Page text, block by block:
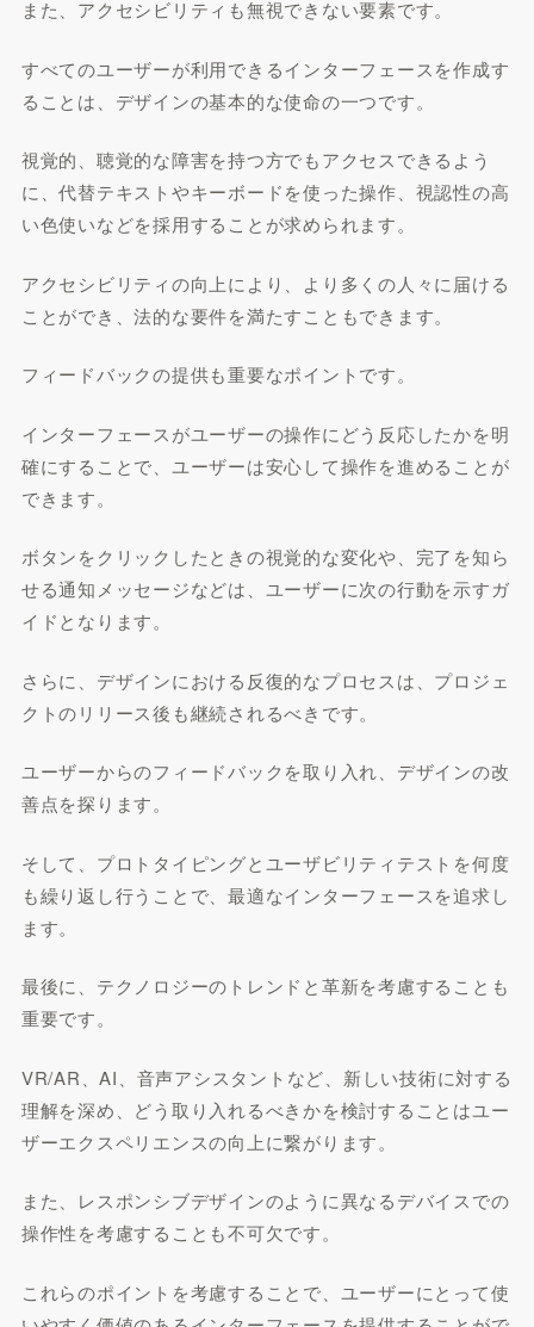
また、アクセシビリティも無視できない要素です。
すべてのユーザーが利用できるインターフェースを作成す
ることは、デザインの基本的な使命の一つです。
視覚的、聴覚的な障害を持つ方でもアクセスできるよう
に、代替テキストやキーボードを使った操作、視認性の高
い色使いなどを採用することが求められます。
アクセシビリティの向上により、より多くの人々に届ける
ことができ、法的な要件を満たすこともできます。
フィードバックの提供も重要なポイントです。
インターフェースがユーザーの操作にどう反応したかを明
確にすることで、ユーザーは安心して操作を進めることが
できます。
ボタンをクリックしたときの視覚的な変化や、完了を知ら
せる通知メッセージなどは、ユーザーに次の行動を示すガ
イドとなります。
さらに、デザインにおける反復的なプロセスは、プロジェ
クトのリリース後も継続されるべきです。
ユーザーからのフィードバックを取り入れ、デザインの改
善点を探ります。
そして、プロトタイピングとユーザビリティテストを何度
も繰り返し行うことで、最適なインターフェースを追求し
ます。
最後に、テクノロジーのトレンドと革新を考慮することも
重要です。
VR/AR、AI、音声アシスタントなど、新しい技術に対する
理解を深め、どう取り入れるべきかを検討することはユー
ザーエクスペリエンスの向上に繋がります。
また、レスポンシブデザインのように異なるデバイスでの
操作性を考慮することも不可欠です。
これらのポイントを考慮することで、ユーザーにとって使